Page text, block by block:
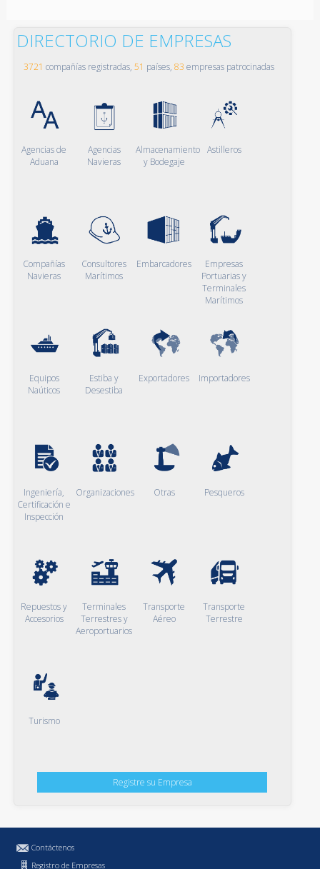
DIRECTORIO DE EMPRESAS
3721 compañías registradas, 51 países, 83 empresas patrocinadas
Agencias de
Aduana
Agencias
Navieras
Almacenamiento
y Bodegaje
Astilleros
Compañías
Navieras
Consultores
Marítimos
Embarcadores
Empresas
Portuarias y
Terminales
Marítimos
Equipos
Naúticos
Estiba y
Desestiba
Exportadores Importadores
Ingeniería,
Certificación e
Inspección
Organizaciones Otras Pesqueros
Repuestos y
Accesorios
Terminales
Terrestres y
Aeroportuarios
Transporte
Aéreo
Transporte
Terrestre
Turismo
Registre su Empresa
Contáctenos
Registro de Empresas